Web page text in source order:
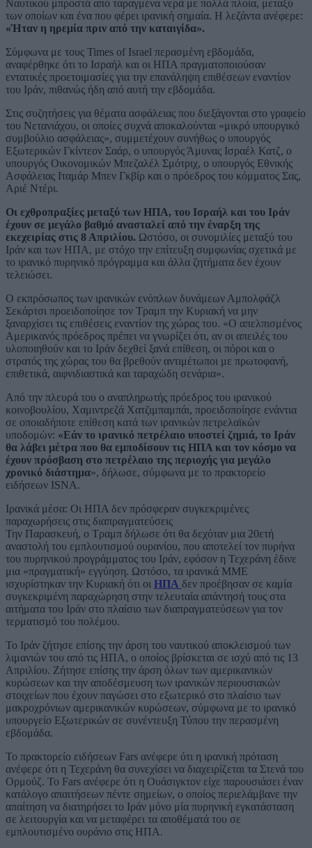
Ναυτικού μπροστά από ταραγμένα νερά με πολλά πλοία, μεταξύ
των οποίων και ένα που φέρει ιρανική σημαία. Η λεζάντα ανέφερε:
«Ήταν η ηρεμία πριν από την καταιγίδα».
Σύμφωνα με τους Times of Israel περασμένη εβδομάδα,
αναφέρθηκε ότι το Ισραήλ και οι ΗΠΑ πραγματοποιούσαν
εντατικές προετοιμασίες για την επανάληψη επιθέσεων εναντίον
του Ιράν, πιθανώς ήδη από αυτή την εβδομάδα.
Στις συζητήσεις για θέματα ασφάλειας που διεξάγονται στο γραφείο
του Νετανιάχου, οι οποίες συχνά αποκαλούνται «μικρό υπουργικό
συμβούλιο ασφάλειας», συμμετέχουν συνήθως ο υπουργός
Εξωτερικών Γκίντεον Σαάρ, ο υπουργός Άμυνας Ισραέλ Κατζ, ο
υπουργός Οικονομικών Μπεζαλέλ Σμότριχ, ο υπουργός Εθνικής
Ασφάλειας Ιταμάρ Μπεν Γκβίρ και ο πρόεδρος του κόμματος Σας,
Αριέ Ντέρι.
Οι εχθροπραξίες μεταξύ των ΗΠΑ, του Ισραήλ και του Ιράν
έχουν σε μεγάλο βαθμό ανασταλεί από την έναρξη της
εκεχειρίας στις 8 Απριλίου. Ωστόσο, οι συνομιλίες μεταξύ του
Ιράν και των ΗΠΑ, με στόχο την επίτευξη συμφωνίας σχετικά με
το ιρανικό πυρηνικό πρόγραμμα και άλλα ζητήματα δεν έχουν
τελειώσει.
Ο εκπρόσωπος των ιρανικών ενόπλων δυνάμεων Αμπολφάζλ
Σεκάρτσι προειδοποίησε τον Τραμπ την Κυριακή να μην
ξαναρχίσει τις επιθέσεις εναντίον της χώρας του. «Ο απελπισμένος
Αμερικανός πρόεδρος πρέπει να γνωρίζει ότι, αν οι απειλές του
υλοποιηθούν και το Ιράν δεχθεί ξανά επίθεση, οι πόροι και ο
στρατός της χώρας του θα βρεθούν αντιμέτωποι με πρωτοφανή,
επιθετικά, αιφνιδιαστικά και ταραχώδη σενάρια».
Από την πλευρά του ο αναπληρωτής πρόεδρος του ιρανικού
κοινοβουλίου, Χαμιντρεζά Χατζιμπαμπάι, προειδοποίησε ενάντια
σε οποιαδήποτε επίθεση κατά των ιρανικών πετρελαϊκών
υποδομών: «Εάν το ιρανικό πετρέλαιο υποστεί ζημιά, το Ιράν
θα λάβει μέτρα που θα εμποδίσουν τις ΗΠΑ και τον κόσμο να
έχουν πρόσβαση στο πετρέλαιο της περιοχής για μεγάλο
χρονικό διάστημα», δήλωσε, σύμφωνα με το πρακτορείο
ειδήσεων ISNA.
Ιρανικά μέσα: Οι ΗΠΑ δεν πρόσφεραν συγκεκριμένες
παραχωρήσεις στις διαπραγματεύσεις
Την Παρασκευή, ο Τραμπ δήλωσε ότι θα δεχόταν μια 20ετή
αναστολή του εμπλουτισμού ουρανίου, που αποτελεί τον πυρήνα
του πυρηνικού προγράμματος του Ιράν, εφόσον η Τεχεράνη έδινε
μια «πραγματική» εγγύηση. Ωστόσο, τα ιρανικά ΜΜΕ
ισχυρίστηκαν την Κυριακή ότι οι ΗΠΑ δεν προέβησαν σε καμία
συγκεκριμένη παραχώρηση στην τελευταία απάντησή τους στα
αιτήματα του Ιράν στο πλαίσιο των διαπραγματεύσεων για τον
τερματισμό του πολέμου.
Το Ιράν ζήτησε επίσης την άρση του ναυτικού αποκλεισμού των
λιμανιών του από τις ΗΠΑ, ο οποίος βρίσκεται σε ισχύ από τις 13
Απριλίου. Ζήτησε επίσης την άρση όλων των αμερικανικών
κυρώσεων και την αποδέσμευση των ιρανικών περιουσιακών
στοιχείων που έχουν παγώσει στο εξωτερικό στο πλαίσιο των
μακροχρόνιων αμερικανικών κυρώσεων, σύμφωνα με το ιρανικό
υπουργείο Εξωτερικών σε συνέντευξη Τύπου την περασμένη
εβδομάδα.
Το πρακτορείο ειδήσεων Fars ανέφερε ότι η ιρανική πρόταση
ανέφερε ότι η Τεχεράνη θα συνεχίσει να διαχειρίζεται τα Στενά του
Ορμούζ. Το Fars ανέφερε ότι η Ουάσιγκτον είχε παρουσιάσει έναν
κατάλογο απαιτήσεων πέντε σημείων, ο οποίος περιελάμβανε την
απαίτηση να διατηρήσει το Ιράν μόνο μία πυρηνική εγκατάσταση
σε λειτουργία και να μεταφέρει τα αποθέματά του σε
εμπλουτισμένο ουράνιο στις ΗΠΑ.